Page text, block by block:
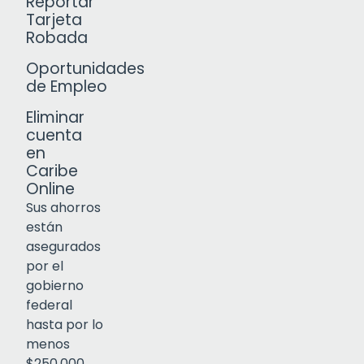
Tarjeta
Robada
Oportunidades
de Empleo
Eliminar
cuenta
en
Caribe
Online
Sus ahorros
están
asegurados
por el
gobierno
federal
hasta por lo
menos